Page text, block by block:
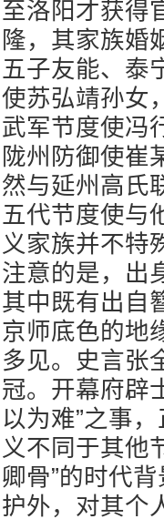
至洛阳才获得
隆，其家族婚
五子友能、泰
使苏弘靖孙女
武军节度使冯
陇州防御使崔
然与延州高氏
五代节度使与
义家族并不特
注意的是，出
其中既有出自
京师底色的地
多见。史言张
冠。开幕府辟
以为难”之事
义不同于其他
卿骨”的时代
护外，对其个